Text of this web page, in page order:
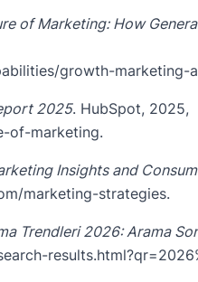
of Marketing: How
growth-
2025. HubSpot, 2025,
of-marketing.
Insights and
marketing-strategies.
Trendleri 2026: Arama